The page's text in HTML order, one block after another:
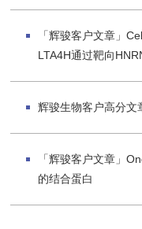
「辉骏客户文章」
LTA4H通过靶向
辉骏生物客户高分文
「辉骏客户文章」
的结合蛋白